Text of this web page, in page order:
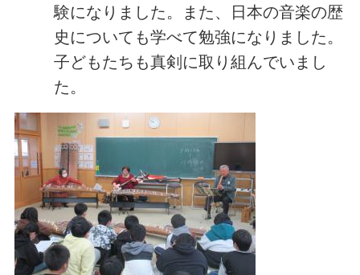
験になりました。また、日本の音楽の歴
史についても学べて勉強になりました。
子どもたちも真剣に取り組んでいまし
た。